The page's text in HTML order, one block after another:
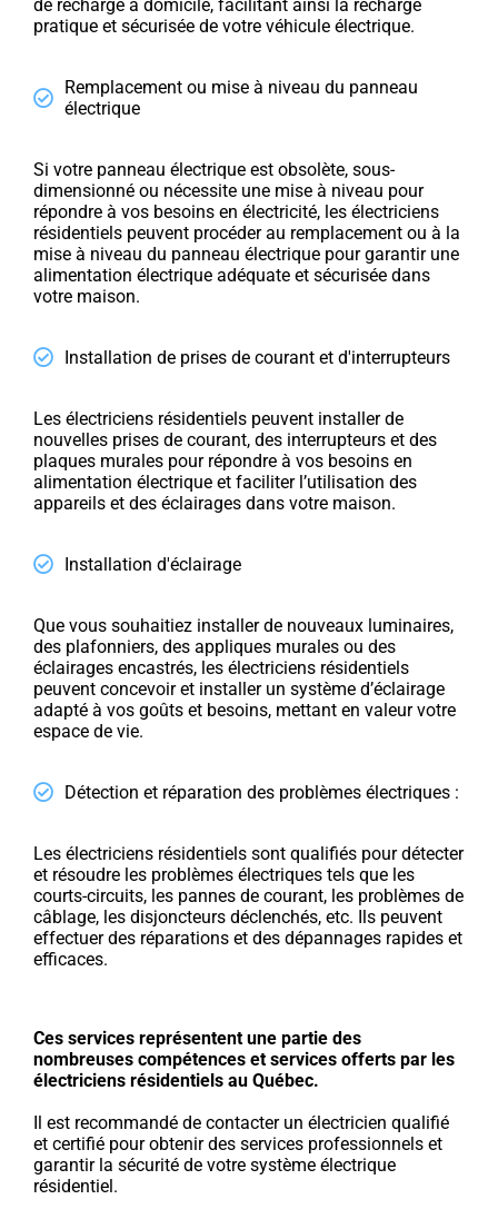
de recharge à domicile, facilitant ainsi la recharge
pratique et sécurisée de votre véhicule électrique.
Remplacement ou mise à niveau du panneau
électrique
Si votre panneau électrique est obsolète, sous-
dimensionné ou nécessite une mise à niveau pour
répondre à vos besoins en électricité, les électriciens
résidentiels peuvent procéder au remplacement ou à la
mise à niveau du panneau électrique pour garantir une
alimentation électrique adéquate et sécurisée dans
votre maison.
Installation de prises de courant et d'interrupteurs
Les électriciens résidentiels peuvent installer de
nouvelles prises de courant, des interrupteurs et des
plaques murales pour répondre à vos besoins en
alimentation électrique et faciliter l’utilisation des
appareils et des éclairages dans votre maison.
Installation d'éclairage
Que vous souhaitiez installer de nouveaux luminaires,
des plafonniers, des appliques murales ou des
éclairages encastrés, les électriciens résidentiels
peuvent concevoir et installer un système d’éclairage
adapté à vos goûts et besoins, mettant en valeur votre
espace de vie.
Détection et réparation des problèmes électriques :
Les électriciens résidentiels sont qualifiés pour détecter
et résoudre les problèmes électriques tels que les
courts-circuits, les pannes de courant, les problèmes de
câblage, les disjoncteurs déclenchés, etc. Ils peuvent
effectuer des réparations et des dépannages rapides et
efficaces.
Ces services représentent une partie des
nombreuses compétences et services offerts par les
électriciens résidentiels au Québec.
Il est recommandé de contacter un électricien qualifié
et certifié pour obtenir des services professionnels et
garantir la sécurité de votre système électrique
résidentiel.